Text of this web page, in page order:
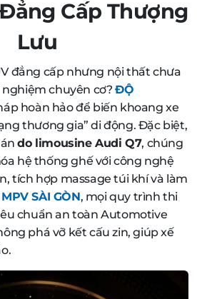
Cấp Thượng
Lưu
đẳng cấp nhưng nội thất chưa
chuyên cơ?ĐỘ
hoàn hảo để biến khoang xe
thương gia” di động. Đặc biệt,
ándo limousine Audi Q7, chúng
hệ thống ghế với công nghệ
tích hợp massage túi khí và làm
MPV SÀI GÒN, mọi quy trình thi
chuẩn an toàn Automotive
phá vỡ kết cấu zin, giúp xế